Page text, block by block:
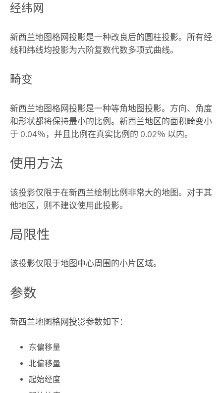
经纬网
新西兰地图格网投影是一种改良后的圆柱投影。所有经
线和纬线均投影为六阶复数代数多项式曲线。
畸变
新西兰地图格网投影是一种等角地图投影。方向、角度
和形状都将保持最小的比例。新西兰地区的面积畸变小
于 0.04％，并且比例在真实比例的 0.02％ 以内。
使用方法
该投影仅限于在新西兰绘制比例非常大的地图。对于其
他地区，则不建议使用此投影。
局限性
该投影仅限于地图中心周围的小片区域。
参数
新西兰地图格网投影参数如下：
东偏移量
北偏移量
起始经度